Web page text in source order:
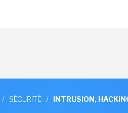
/ SÉCURITÉ / INTRUSION,